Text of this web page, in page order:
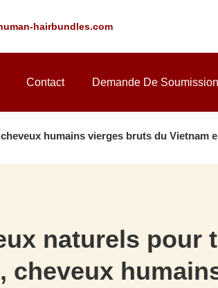
hairbundles.com
Contact Demande De Soumission
humains vierges bruts du Vietnam
naturels pour
cheveux